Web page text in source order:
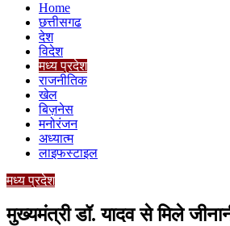
Home
छत्तीसगढ
देश
विदेश
मध्य प्रदेश
राजनीतिक
खेल
बिज़नेस
मनोरंजन
अध्यात्म
लाइफस्टाइल
मध्य प्रदेश
मुख्यमंत्री डॉ. यादव से मिले